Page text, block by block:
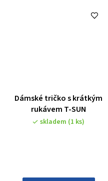
Dámské tričko s krátkým
rukávem T-SUN
skladem (1 ks)